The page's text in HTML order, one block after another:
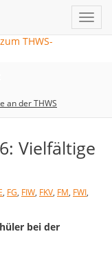
an der THWS
Vielfältige
, FG, FIW, FKV, FM, FWI,
bei der